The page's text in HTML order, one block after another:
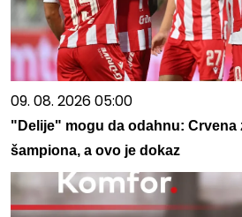
09. 08. 2026 05:00
"Delije" mogu da odahnu: Crvena
šampiona, a ovo je dokaz